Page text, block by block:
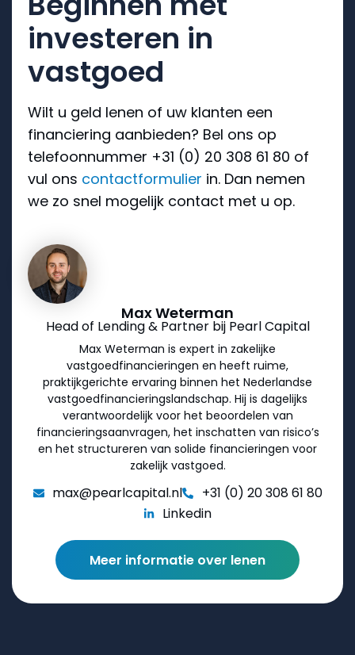
investeren in
vastgoed
Wilt u geld lenen of uw klanten een
financiering aanbieden? Bel ons op
telefoonnummer +31 (0) 20 308 61 80 of
vul ons contactformulier in. Dan nemen
we zo snel mogelijk contact met u op.
Max Weterman
Head of Lending & Partner bij Pearl Capital
Max Weterman is expert in zakelijke
vastgoedfinancieringen en heeft ruime,
praktijkgerichte ervaring binnen het Nederlandse
vastgoedfinancieringslandschap. Hij is dagelijks
verantwoordelijk voor het beoordelen van
financieringsaanvragen, het inschatten van risico’s
en het structureren van solide financieringen voor
zakelijk vastgoed.
max@pearlcapital.nl
+31 (0) 20 308 61 80
Linkedin
Meer informatie over lenen